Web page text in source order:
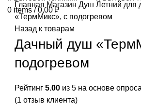
0 items / 0,00₽
Главная Магазин Душ Летний для
«ТермМикс», с подогревом
Назад к товарам
Дачный душ
подогревом
Рейтинг 5.00 из 5 на основе опроса
(1 отзыв клиента)